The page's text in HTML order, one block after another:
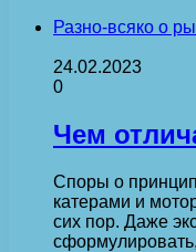
Разно-всяко о
24.02.2023
0
Чем
Споры о
катерами и
сих пор. Даже